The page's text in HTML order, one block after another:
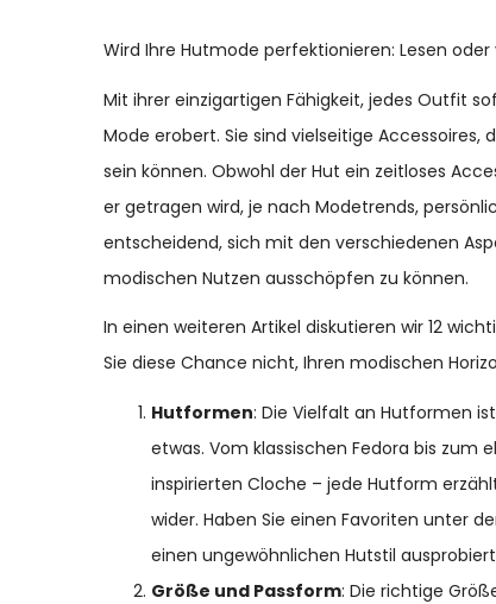
Wird Ihre Hutmode perfektionieren: Lesen oder
Mit ihrer einzigartigen Fähigkeit, jedes Outfit
Mode erobert. Sie sind vielseitige
sein können. Obwohl der Hut ein zeitloses
er getragen wird, je nach Modetrends,
entscheidend, sich mit den verschiedenen
modischen Nutzen ausschöpfen zu können.
In einen weiteren Artikel diskutieren wir 12
Sie diese Chance nicht, Ihren modischen
Hutformen: Die Vielfalt an Hutformen
etwas. Vom klassischen Fedora bis
inspirierten Cloche – jede Hutform
wider. Haben Sie einen Favoriten unter
einen ungewöhnlichen Hutstil
Größe und Passform: Die richtige